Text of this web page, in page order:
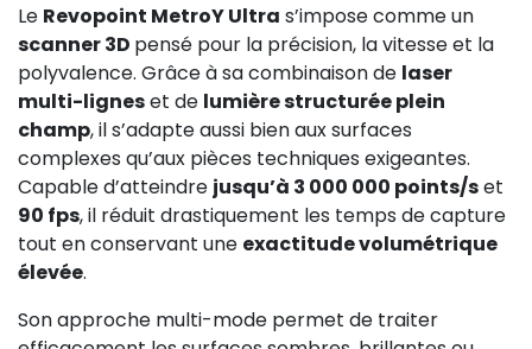
Le Revopoint MetroY Ultra s’impose comme un
scanner 3D pensé pour la précision, la vitesse et la
polyvalence. Grâce à sa combinaison de laser
multi-ligneset de lumière structurée plein
champ, il s’adapte aussi bien aux surfaces
complexes qu’aux pièces techniques exigeantes.
Capable d’atteindre jusqu’à 3 000 000 points/set
90 fps, il réduit drastiquement les temps de capture
tout en conservant une exactitude volumétrique
élevée.
Son approche multi-mode permet de traiter